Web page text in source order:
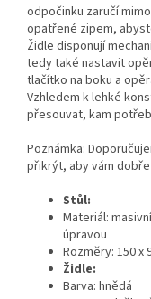
odpočinku zaručí
opatřené zipem,
Židle disponují
tedy také nastavit
tlačítko na boku a
Vzhledem k lehké
přesouvat, kam
Poznámka:
přikrýt, aby vám
Stůl:
Materiál:
úpravou
Rozměry: 150 x
Židle:
Barva: hnědá